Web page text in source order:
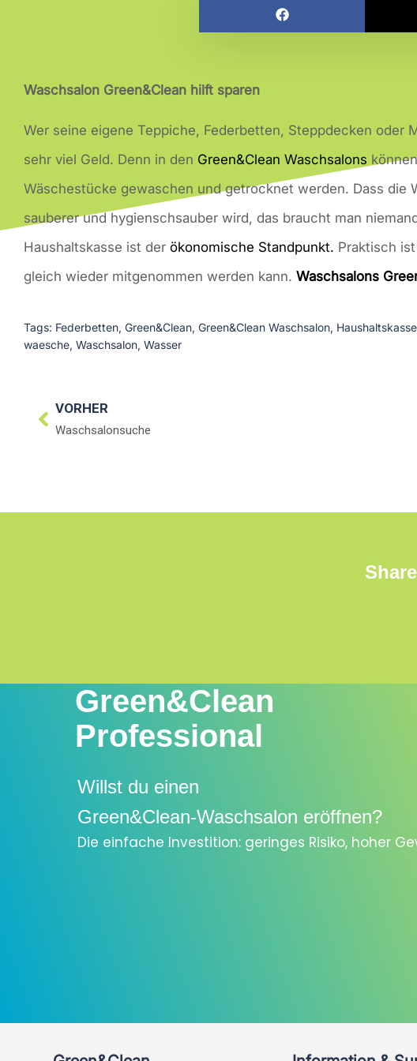
Waschsalon Green&Clean hilft sparen
Wer seine eigene Teppiche, Federbetten, Steppdecken oder
sehr viel Geld. Denn in den Green&Clean Waschsalons
Wäschestücke gewaschen und getrocknet werden. Dass die
sauberer und hygienschsauber wird, das braucht man
Haushaltskasse ist der ökonomische Standpunkt. Praktisch
gleich wieder mitgenommen werden kann. Waschsalons
Tags: Federbetten, Green&Clean, Green&Clean Waschsalon, Haushaltskasse
waesche, Waschsalon, Wasser
VORHER
Waschsalonsuche
Green&Clean
Professional
Willst du einen
Green&Clean-Waschsalon eröffnen?
Die einfache Investition: geringes Risiko, hoher